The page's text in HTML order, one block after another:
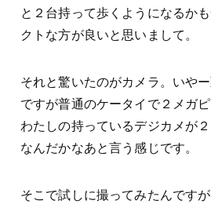
と２台持って歩くようになるか
クトな方が良いと思いまして。
それと驚いたのがカメラ。いや
ですが普通のケータイで２メガ
わたしの持っているデジカメが
なんだかなあと言う感じです。
そこで試しに撮ってみたんですが